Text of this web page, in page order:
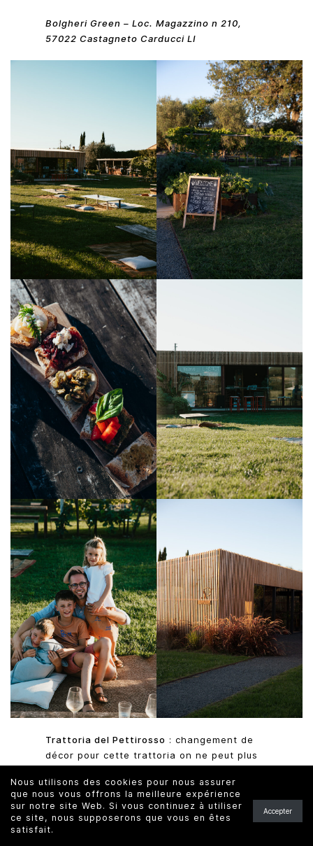
Bolgheri Green – Loc. Magazzino n 210,
57022 Castagneto Carducci LI
Trattoria del Pettirosso : changement de
décor pour cette trattoria on ne peut plus
adresse, nous l’avons trouvée grâce à
Bruna et Daniel. C’est le genre d’adresses
qu’uniquement les locaux connaissent, et
qu’il faut donc essayer à tout prix !
Nous utilisons des cookies pour nous assurer
que nous vous offrons la meilleure expérience
sur notre site Web. Si vous continuez à utiliser
ce site, nous supposerons que vous en êtes
satisfait.
Accepter